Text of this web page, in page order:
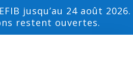
jusqu’au 24 août 2026.
restent ouvertes.